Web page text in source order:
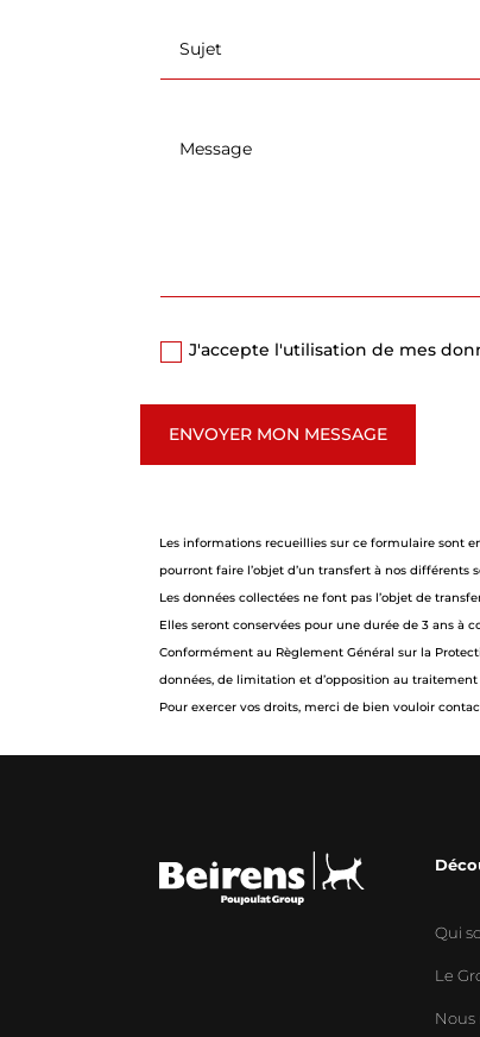
J'accepte l'utilisation de mes
ENVOYER MON MESSAGE
Les informations recueillies sur ce formulaire sont
pourront faire l’objet d’un transfert à nos différents
Les données collectées ne font pas l’objet de
Elles seront conservées pour une durée de 3 ans
Conformément au Règlement Général sur la
données, de limitation et d’opposition au
Pour exercer vos droits, merci de bien vouloir
Qui
Le
Nous